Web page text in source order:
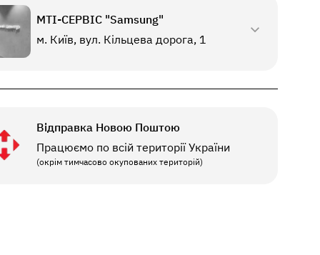
МТI-СЕРВІС "Samsung"
м. Київ, вул. Кільцева дорога, 1
Відправка Новою Поштою
Працюємо по всій території України
(окрім тимчасово окупованих територій)